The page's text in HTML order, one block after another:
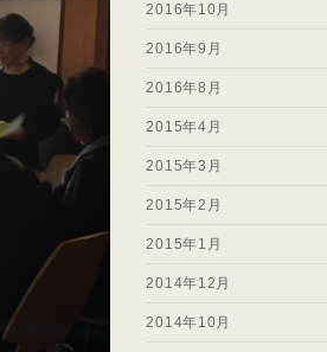
2016年10月
2016年9月
2016年8月
2015年4月
2015年3月
2015年2月
2015年1月
2014年12月
2014年10月